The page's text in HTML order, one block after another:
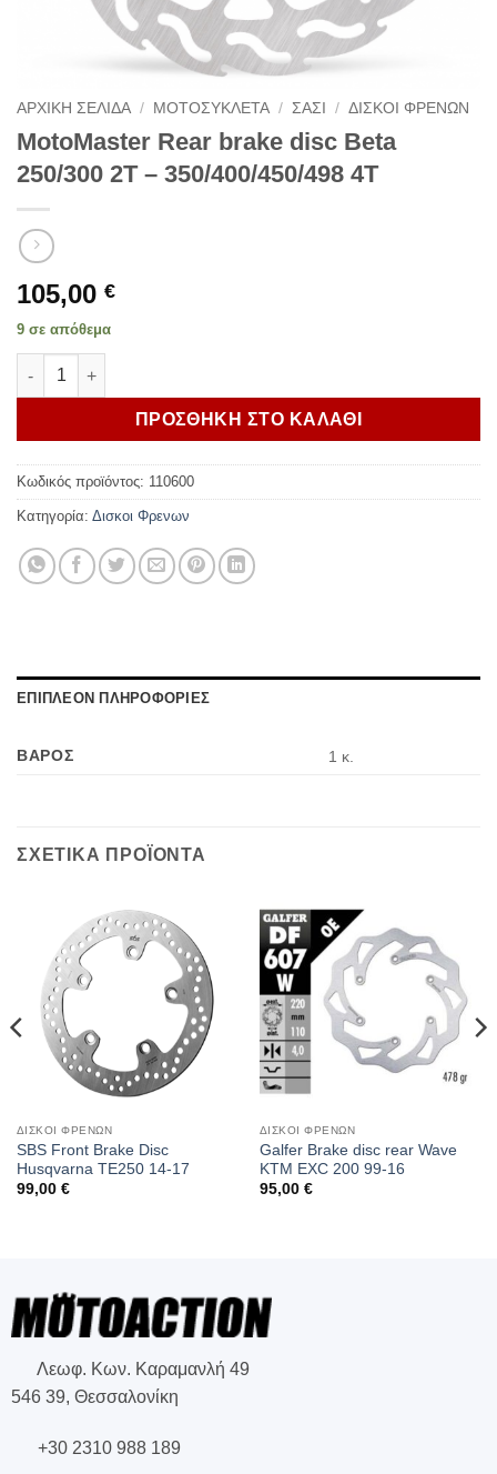
ΑΡΧΙΚΗ ΣΕΛΙΔΑ / ΜΟΤΟΣΥΚΛΕΤΑ / ΣΑΣΙ / ΔΙΣΚΟΙ ΦΡΕΝΩΝ
MotoMaster Rear brake disc Beta
250/300 2T – 350/400/450/498 4T
105,00 €
9 σε απόθεμα
MotoMaster Rear brake disc Beta 250/300 2T - 350/400/450/498
ΠΡΟΣΘΗΚΗ ΣΤΟ ΚΑΛΑΘΙ
Κωδικός προϊόντος: 110600
Κατηγορία: Δισκοι Φρενων
ΕΠΙΠΛΕΟΝ ΠΛΗΡΟΦΟΡΙΕΣ
ΒΑΡΟΣ 1 κ.
ΣΧΕΤΙΚΑ ΠΡΟΪΟΝΤΑ
ΔΙΣΚΟΙ ΦΡΕΝΩΝ
SBS Front Brake Disc
Husqvarna TE250 14-17
99,00 €
ΔΙΣΚΟΙ ΦΡΕΝΩΝ
Galfer Brake disc rear Wave
KTM EXC 200 99-16
95,00 €
Λεωφ. Κων. Καραμανλή 49
546 39, Θεσσαλονίκη
+30 2310 988 189